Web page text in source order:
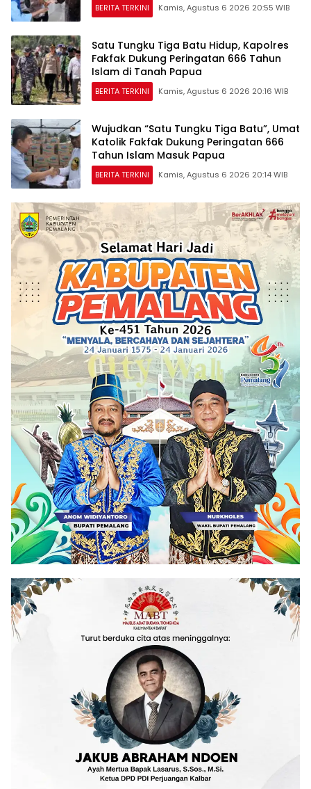
BERITA TERKINI Kamis, Agustus 6 2026 20:55 WIB
Satu Tungku Tiga Batu Hidup, Kapolres
Fakfak Dukung Peringatan 666 Tahun
Islam di Tanah Papua
BERITA TERKINI Kamis, Agustus 6 2026 20:16 WIB
Wujudkan “Satu Tungku Tiga Batu”, Umat
Katolik Fakfak Dukung Peringatan 666
Tahun Islam Masuk Papua
BERITA TERKINI Kamis, Agustus 6 2026 20:14 WIB